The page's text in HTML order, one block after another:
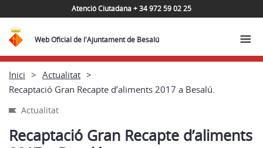
Atenció Ciutadana + 34 972 59 02 25
Web Oficial de l'Ajuntament de Besalú
Inici
Actualitat
Recaptació Gran Recapte d’aliments 2017 a Besalú.
Actualitat
Recaptació Gran Recapte d’aliments